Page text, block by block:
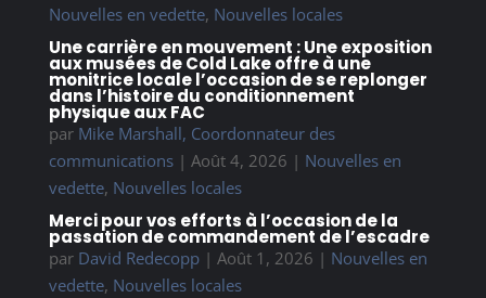
Nouvelles en vedette, Nouvelles locales
Une carrière en mouvement : Une exposition
aux musées de Cold Lake offre à une
monitrice locale l’occasion de se replonger
dans l’histoire du conditionnement
physique aux FAC
par Mike Marshall, Coordonnateur des
communications| Août 4, 2026 | Nouvelles en
vedette, Nouvelles locales
Merci pour vos efforts à l’occasion de la
passation de commandement de l’escadre
par David Redecopp| Août 1, 2026 | Nouvelles en
vedette, Nouvelles locales